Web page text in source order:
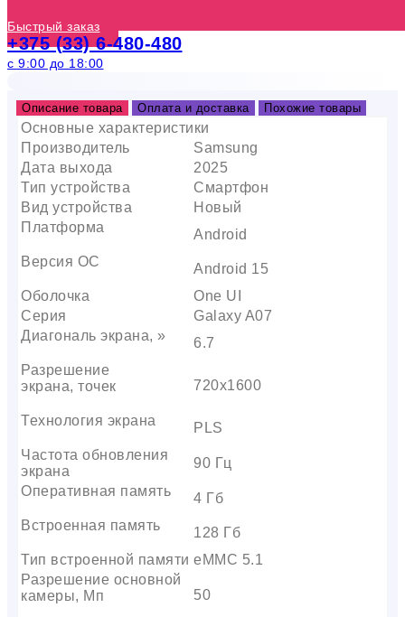
Быстрый заказ
+375 (33) 6-480-480
с 9:00 до 18:00
Описание товара Оплата и доставка Похожие товары
Основные характеристики
Производитель
Samsung
Дата выхода
2025
Тип устройства
Смартфон
Вид устройства
Новый
Платформа
Android
Версия ОС
Android 15
Оболочка
One UI
Серия
Galaxy A07
Диагональ экрана, »
6.7
Разрешение
экрана, точек
720х1600
Технология экрана
PLS
Частота обновления
экрана
90 Гц
Оперативная память
4 Гб
Встроенная память
128 Гб
Тип встроенной памяти eMMC 5.1
Разрешение основной
камеры, Мп
50